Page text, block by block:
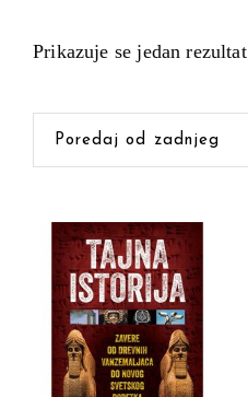
Prikazuje se jedan rezultat
Poredaj od zadnjeg